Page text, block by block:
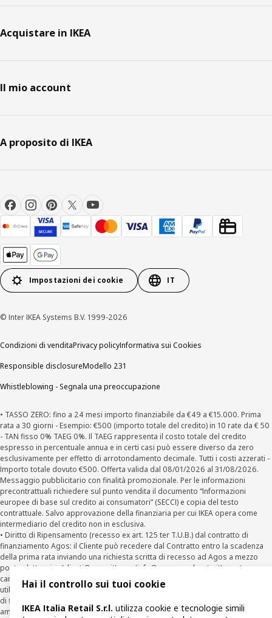
Acquistare in IKEA
Il mio account
A proposito di IKEA
Impostazioni dei cookie IT
© Inter IKEA Systems B.V. 1999-2026
Condizioni di venditaPrivacy policyInformativa sui Cookies
Responsible disclosureModello 231
Whistleblowing - Segnala una preoccupazione
• TASSO ZERO: fino a 24 mesi importo finanziabile da €49 a €15.000. Prima
rata a 30 giorni - Esempio: €500 (importo totale del credito) in 10 rate da € 50
- TAN fisso 0% TAEG 0%. Il TAEG rappresenta il costo totale del credito
espresso in percentuale annua e in certi casi può essere diverso da zero
esclusivamente per effetto di arrotondamento decimale. Tutti i costi azzerati -
Importo totale dovuto €500. Offerta valida dal 08/01/2026 al 31/08/2026.
Messaggio pubblicitario con finalità promozionale. Per le informazioni
precontrattuali richiedere sul punto vendita il documento “Informazioni
europee di base sul credito ai consumatori” (SECCI) e copia del testo
contrattuale. Salvo approvazione della finanziaria per cui IKEA opera come
intermediario del credito non in esclusiva.
• Diritto di Ripensamento (recesso ex art. 125 ter T.U.B.) dal contratto di
finanziamento Agos: il Cliente può recedere dal Contratto entro la scadenza
della prima rata inviando una richiesta scritta di recesso ad Agos a mezzo
posta elettronica ( clienti@agos.it), pec (info@pec.agosducato.it), posta
cartacea (Viale Fulvio Testi, 280 - 20126 Milano) e per via telematica –
utilizzando la funzionalità sul sitowww.agos.it(“Recesso”) - anche per richieste
di finanziamento effettuate con canali a distanza. In caso di pre-
ammortamento, la comunicazione di recesso da parte del Cliente deve essere
Hai il controllo sui tuoi cookie
IKEA Italia Retail S.r.l. utilizza cookie e tecnologie simili